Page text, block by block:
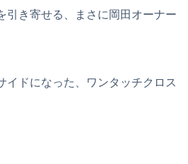
引き寄せる、まさに岡田オーナー
イドになった、ワンタッチクロス